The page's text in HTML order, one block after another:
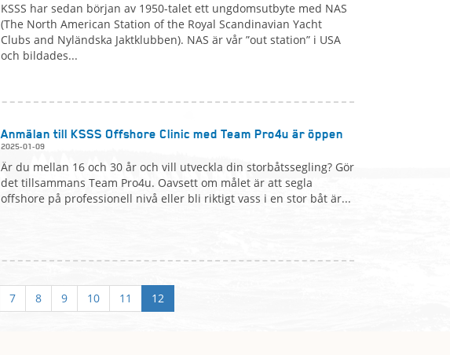
KSSS har sedan början av 1950-talet ett ungdomsutbyte med NAS
(The North American Station of the Royal Scandinavian Yacht
Clubs and Nyländska Jaktklubben). NAS är vår ”out station” i USA
och bildades...
Anmälan till KSSS Offshore Clinic med Team Pro4u är öppen
2025-01-09
Är du mellan 16 och 30 år och vill utveckla din storbåtssegling? Gör
det tillsammans Team Pro4u. Oavsett om målet är att segla
offshore på professionell nivå eller bli riktigt vass i en stor båt är...
7 8 9 10 11 12